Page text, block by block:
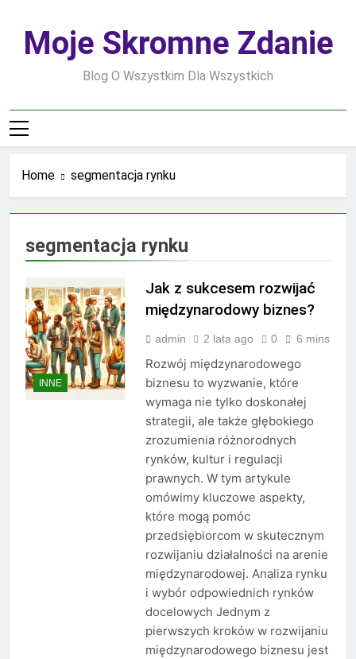
contentMoje Skromne Zdanie
Blog O Wszystkim Dla Wszystkich
Home segmentacja rynku
segmentacja rynku
INNE
Jak z sukcesem rozwijać
międzynarodowy biznes?
admin 2 lata ago 0 6 mins
Rozwój międzynarodowego
biznesu to wyzwanie, które
wymaga nie tylko doskonałej
strategii, ale także głębokiego
zrozumienia różnorodnych
rynków, kultur i regulacji
prawnych. W tym artykule
omówimy kluczowe aspekty,
które mogą pomóc
przedsiębiorcom w skutecznym
rozwijaniu działalności na arenie
międzynarodowej. Analiza rynku
i wybór odpowiednich rynków
docelowych Jednym z
pierwszych kroków w rozwijaniu
międzynarodowego biznesu jest